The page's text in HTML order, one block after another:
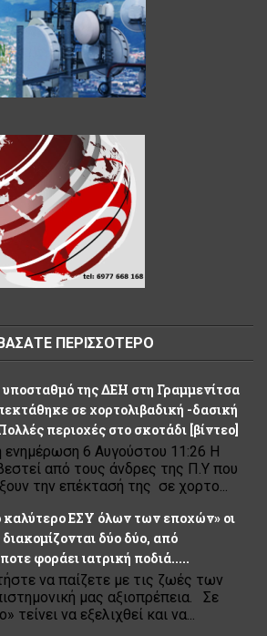
ΠΕΡΙΣΣΟΤΕΡΟ
της ΔΕΗ στη Γραμμενίτσα
σε χορτολιβαδική -δασική
περιοχές στο σκοτάδι [βίντεο]
ενημέρωση 6 Αυγούστου 11:26 Η
από τους άνδρες της Π.Υ που
την επέκτασή της σε χορτο...
ΕΣΥ όλων των εποχών» οι
δύο δύο, από
φοράει ιατρική ποδιά.....
να παίζετε με τις ζωές των
μας αξιοπρέπεια. Σε
τείνει να εξελιχθεί και να...